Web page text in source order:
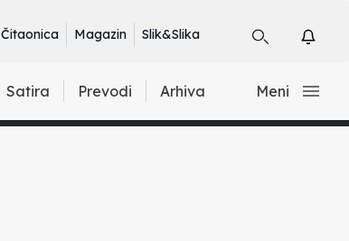
Čitaonica Magazin Slik&Slika
Satira Prevodi Arhiva Meni